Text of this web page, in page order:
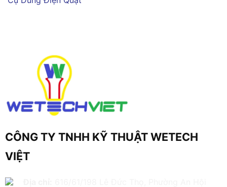
CÔNG TY TNHH KỸ THUẬT WETECH
VIỆT